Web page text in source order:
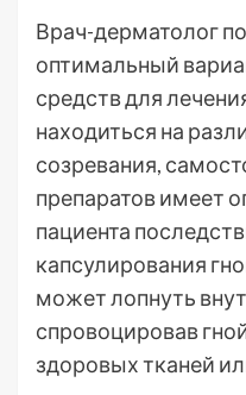
Врач-дерматолог
оптимальный
средств для
находиться на
созревания,
препаратов имеет
пациента
капсулирования
может лопнуть
спровоцировав
здоровых тканей